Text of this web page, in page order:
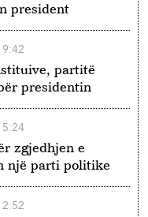
president
partitë
presidentin
zgjedhjen e
një parti politike